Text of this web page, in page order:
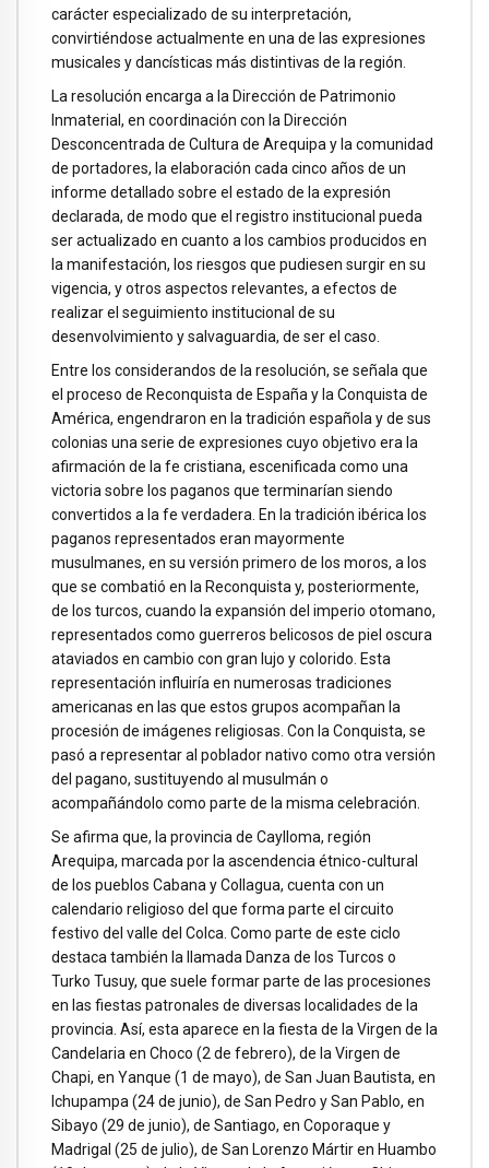
carácter especializado de su interpretación,
convirtiéndose actualmente en una de las expresiones
musicales y dancísticas más distintivas de la región.
La resolución encarga a la Dirección de Patrimonio
Inmaterial, en coordinación con la Dirección
Desconcentrada de Cultura de Arequipa y la comunidad
de portadores, la elaboración cada cinco años de un
informe detallado sobre el estado de la expresión
declarada, de modo que el registro institucional pueda
ser actualizado en cuanto a los cambios producidos en
la manifestación, los riesgos que pudiesen surgir en su
vigencia, y otros aspectos relevantes, a efectos de
realizar el seguimiento institucional de su
desenvolvimiento y salvaguardia, de ser el caso.
Entre los considerandos de la resolución, se señala que
el proceso de Reconquista de España y la Conquista de
América, engendraron en la tradición española y de sus
colonias una serie de expresiones cuyo objetivo era la
afirmación de la fe cristiana, escenificada como una
victoria sobre los paganos que terminarían siendo
convertidos a la fe verdadera. En la tradición ibérica los
paganos representados eran mayormente
musulmanes, en su versión primero de los moros, a los
que se combatió en la Reconquista y, posteriormente,
de los turcos, cuando la expansión del imperio otomano,
representados como guerreros belicosos de piel oscura
ataviados en cambio con gran lujo y colorido. Esta
representación influiría en numerosas tradiciones
americanas en las que estos grupos acompañan la
procesión de imágenes religiosas. Con la Conquista, se
pasó a representar al poblador nativo como otra versión
del pagano, sustituyendo al musulmán o
acompañándolo como parte de la misma celebración.
Se afirma que, la provincia de Caylloma, región
Arequipa, marcada por la ascendencia étnico-cultural
de los pueblos Cabana y Collagua, cuenta con un
calendario religioso del que forma parte el circuito
festivo del valle del Colca. Como parte de este ciclo
destaca también la llamada Danza de los Turcos o
Turko Tusuy, que suele formar parte de las procesiones
en las fiestas patronales de diversas localidades de la
provincia. Así, esta aparece en la fiesta de la Virgen de la
Candelaria en Choco (2 de febrero), de la Virgen de
Chapi, en Yanque (1 de mayo), de San Juan Bautista, en
Ichupampa (24 de junio), de San Pedro y San Pablo, en
Sibayo (29 de junio), de Santiago, en Coporaque y
Madrigal (25 de julio), de San Lorenzo Mártir en Huambo